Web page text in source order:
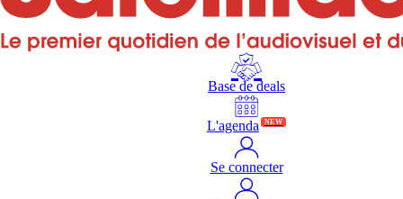
Base de deals
L'agenda NEW
Se connecter